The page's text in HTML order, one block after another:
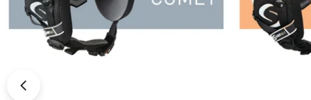
le média 0 en mode modal